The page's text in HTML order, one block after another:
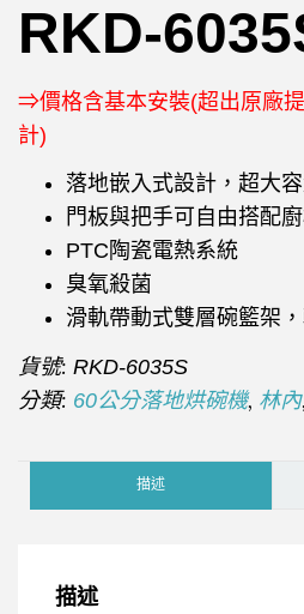
RKD-
⇒價格含基本安裝(超出原廠
計)
落地嵌入式設計，超大
門板與把手可自由搭配
PTC陶瓷電熱系統
臭氧殺菌
滑軌帶動式雙層碗籃架
貨號: RKD-6035S
分類: 60公分落地烘碗機, 林內,
描述
描述